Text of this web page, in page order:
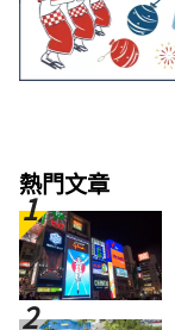
熱門文章